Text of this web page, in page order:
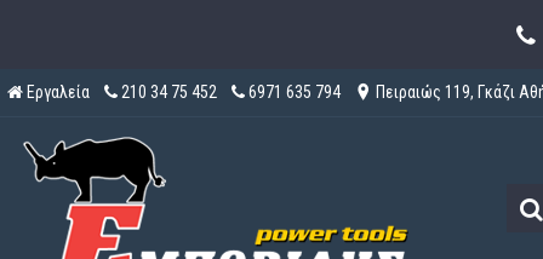
Εργαλεία 210 34 75 452 6971 635 794 Πειραιώς 119, Γκάζι